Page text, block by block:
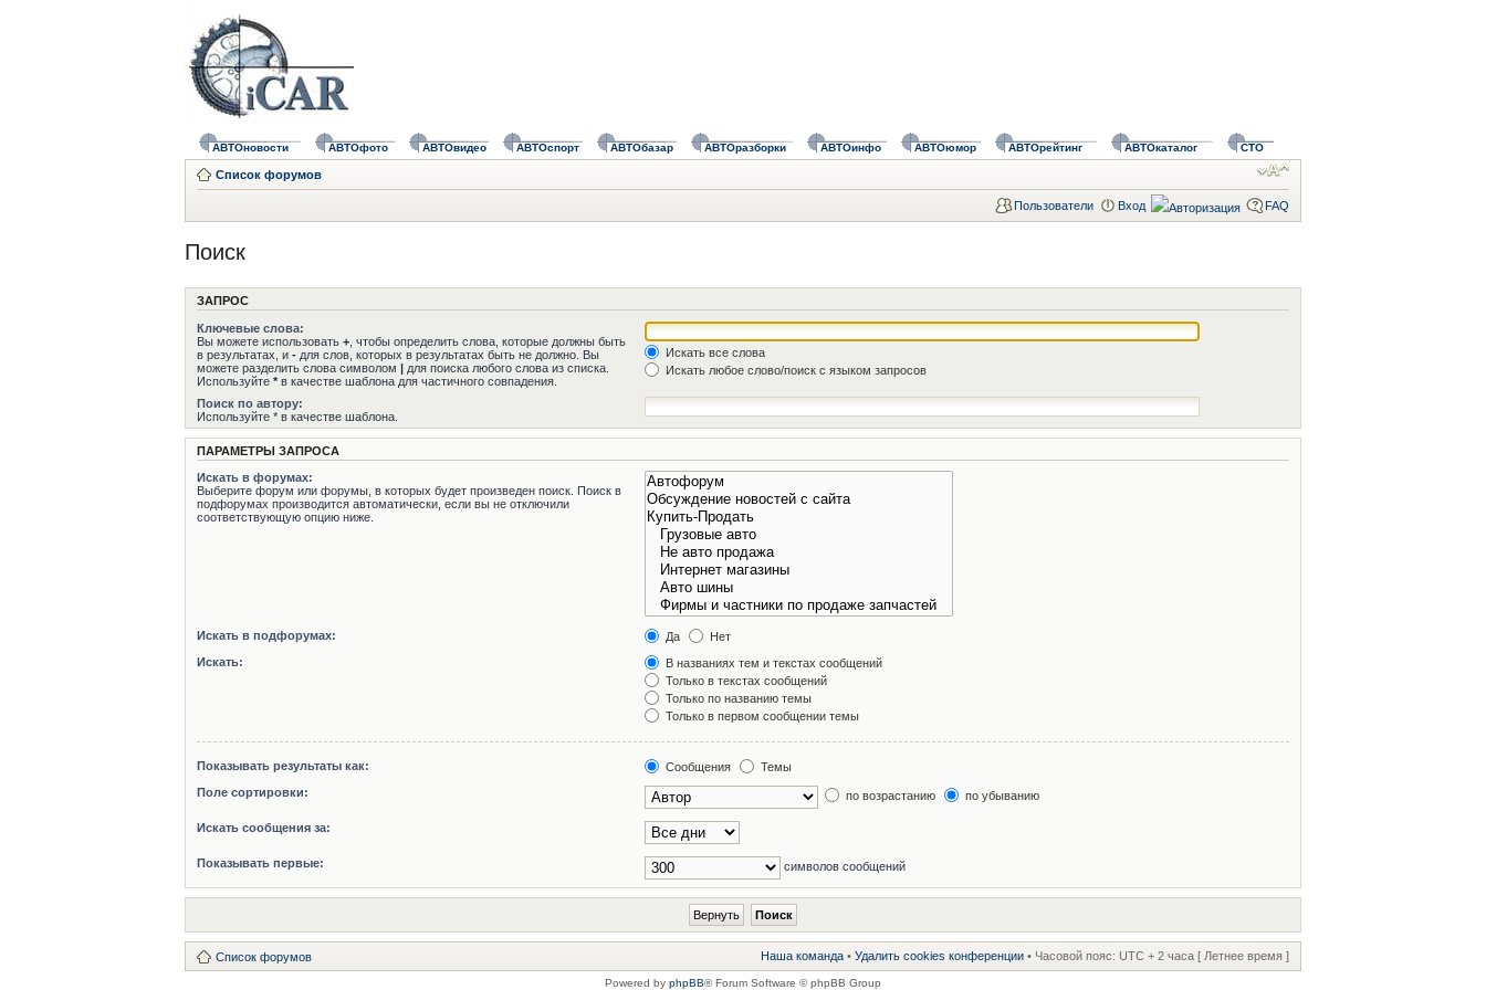
АВТОновости АВТОфото АВТОвидео АВТОспорт АВТОбазар АВТОразборки АВТОинфо АВТОюмор АВТОрейтинг АВТОкаталог СТО
Список форумов
Пользователи Вход FAQ
Поиск
ЗАПРОС
Ключевые слова:
Вы можете использовать + , чтобы определить слова, которые должны быть
в результатах, и - для слов, которых в результатах быть не должно. Вы
можете разделить слова символом | для поиска любого слова из списка.
Используйте * в качестве шаблона для частичного совпадения.
Искать все слова
Искать любое слово/поиск с языком запросов
Поиск по автору:
Используйте * в качестве шаблона.
ПАРАМЕТРЫ ЗАПРОСА
Искать в форумах:
Выберите форум или форумы, в которых будет произведен поиск. Поиск в
подфорумах производится автоматически, если вы не отключили
соответствующую опцию ниже.
Искать в подфорумах: Да
Нет
Искать:
В названиях тем и текстах сообщений
Только в текстах сообщений
Только по названию темы
Только в первом сообщении темы
Показывать результаты как: Сообщения
Темы
Поле сортировки:
по возрастанию по убыванию
Искать сообщения за:
Показывать первые: символов сообщений
Список форумов Наша команда • Удалить cookies конференции • Часовой пояс: UTC + 2 часа [ Летнее время ]
Powered by phpBB® Forum Software © phpBB Group